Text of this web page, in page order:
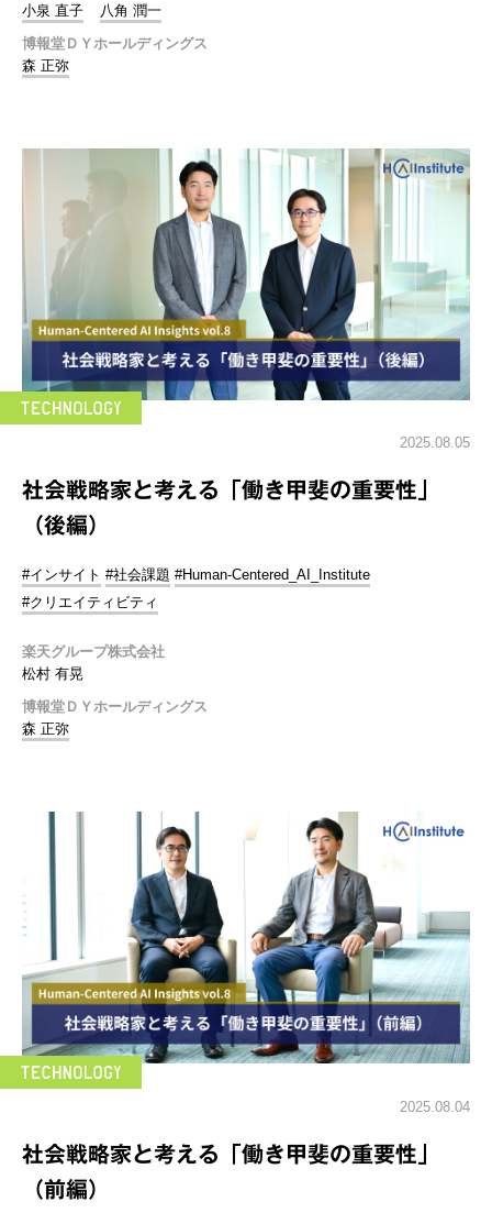
小泉 直子
八角 潤一
博報堂ＤＹホールディングス
森 正弥
2025.08.05
社会戦略家と考える「働き甲斐の重要性」
（後編）
#インサイト #社会課題 #Human-Centered_AI_Institute
#クリエイティビティ
楽天グループ株式会社
松村 有晃
博報堂ＤＹホールディングス
森 正弥
2025.08.04
社会戦略家と考える「働き甲斐の重要性」
（前編）